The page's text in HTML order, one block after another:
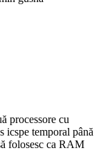
processore cu
icspe temporal până
folosesc ca RAM